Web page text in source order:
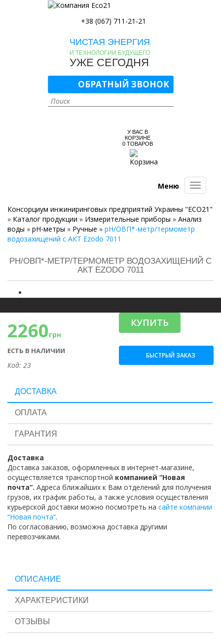
+38 (067) 711-21-21
ЧИСТАЯ ЭНЕРГИЯ
И ТЕХНОЛОГИИ БУДУЩЕГО
УЖЕ СЕГОДНЯ
ОБРАТНЫЙ ЗВОНОК
У ВАС В
КОРЗИНЕ
0 ТОВАРОВ
Меню
Консорциум инжиниринговых предприятий Украины "ECO21"
» Каталог продукции » Измерительные приборы » Анализ
воды » pH-метры » Ручные » рН/ОВП*-метр/термометр
водозахищений c АКТ Ezodo 7011
РН/ОВП*-МЕТР/ТЕРМОМЕТР ВОДОЗАХИЩЕНИЙ C
АКТ EZODO 7011
2260грн
ЕСТЬ В НАЛИЧИИ
Код: 23
КУПИТЬ
БЫСТРЫЙ ЗАКАЗ
ДОСТАВКА
ОПЛАТА
ГАРАНТИЯ
Доставка
Доставка заказов, оформленных в интернет-магазине,
осуществляется транспортной компанией “Новая
почта”. Адреса ближайших к Вам отделений для получения
грузов, их график работы, а также условия осуществления
курьерской доставки можно посмотреть на сайте компании
“Новая почта”.
По согласованию, возможна доставка другими
перевозчиками.
ОПИСАНИЕ
ХАРАКТЕРИСТИКИ
ОТЗЫВЫ